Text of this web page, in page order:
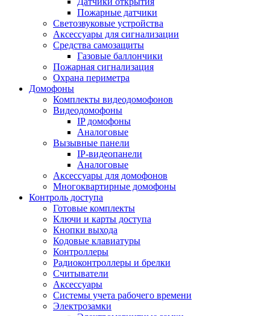
Пожарные датчики
Светозвуковые устройства
Аксессуары для сигнализации
Средства самозащиты
Газовые баллончики
Пожарная сигнализация
Охрана периметра
Домофоны
Комплекты видеодомофонов
Видеодомофоны
IP домофоны
Аналоговые
Вызывные панели
IP-видеопанели
Аналоговые
Аксессуары для домофонов
Многоквартирные домофоны
Контроль доступа
Готовые комплекты
Ключи и карты доступа
Кнопки выхода
Кодовые клавиатуры
Контроллеры
Радиоконтроллеры и брелки
Считыватели
Аксессуары
Системы учета рабочего времени
Электрозамки